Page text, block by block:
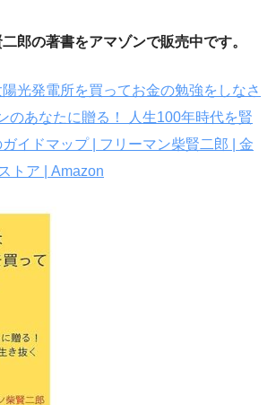
郎の著書をアマゾンで販売中です。
光発電所を買ってお金の勉強をしなさ
のあなたに贈る！ 人生100年時代を賢
イドマップ | フリーマン柴賢二郎 | 金
トア | Amazon